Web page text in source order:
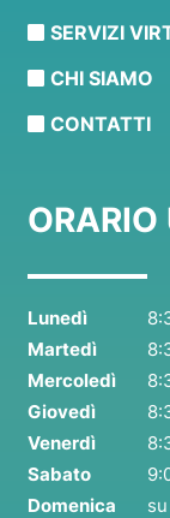
SERVIZI
CHI SIAMO
CONTATTI
ORARIO
Lunedì
Martedì
Mercoledì
Giovedì
Venerdì
Sabato
Domenica